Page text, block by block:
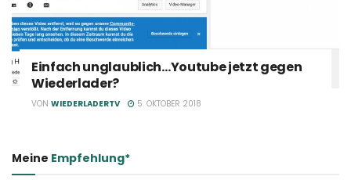
Einfach unglaublich…Youtube jetzt gegen
Wiederlader?
VON WIEDERLADERTV 5. OKTOBER 2018
Meine Empfehlung*